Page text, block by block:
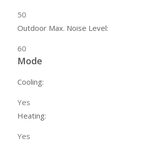
50
Outdoor Max. Noise Level:
60
Mode
Cooling:
Yes
Heating:
Yes